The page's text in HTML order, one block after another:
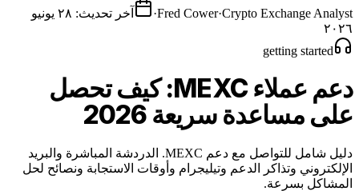
Fred Cower·Crypto Exchange Analyst
· آخر تحديث:
٢٨ يونيو
٢٠٢٦
getting started
دعم عملاء MEXC: كيف تحصل
على مساعدة سريعة 2026
دليل شامل للتواصل مع دعم MEXC. الدردشة المباشرة والبريد
الإلكتروني وتذاكر الدعم وتيليجرام وأوقات الاستجابة ونصائح لحل
المشاكل بسرعة.